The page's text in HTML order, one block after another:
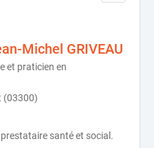
Michel GRIVEAU
et praticien en
(03300)
santé et social.